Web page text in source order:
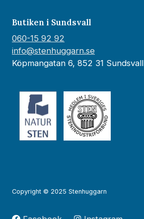
Butiken i Sundsvall
060-15 92 92
info@stenhuggarn.se
Köpmangatan 6, 852 31 Sundsvall
Copyright © 2025 Stenhuggarn